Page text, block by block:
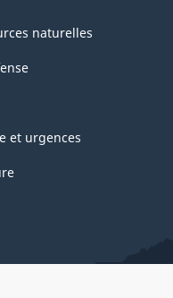
naturelles
et urgences